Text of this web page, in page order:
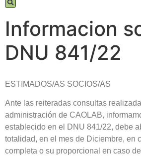
Informacion
DNU 841/22
ESTIMADOS/AS SOCIOS/AS
Ante las reiteradas consultas
administración de CAOLAB,
establecido en el DNU 841/22, debe
totalidad, en el mes de Diciembre, en
completa o su proporcional en caso